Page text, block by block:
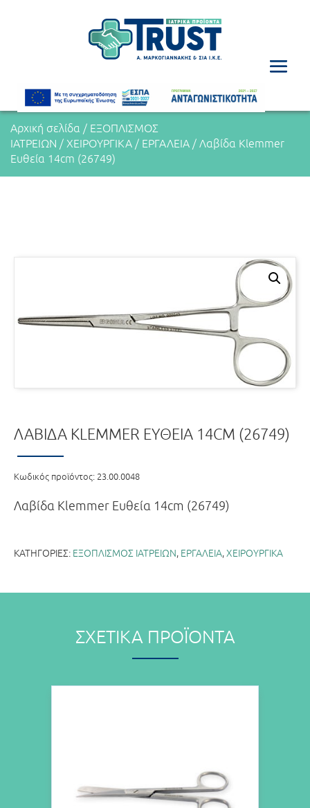
Αρχική σελίδα / ΕΞΟΠΛΙΣΜΟΣ
ΙΑΤΡΕΙΩΝ / ΧΕΙΡΟΥΡΓΙΚΑ / ΕΡΓΑΛΕΙΑ / Λαβίδα Klemmer
Ευθεία 14cm (26749)
ΛΑΒΊΔΑ KLEMMER ΕΥΘΕΊΑ 14CM (26749)
Κωδικός προϊόντος: 23.00.0048
Λαβίδα Klemmer Ευθεία 14cm (26749)
ΚΑΤΗΓΟΡΊΕΣ: ΕΞΟΠΛΙΣΜΟΣ ΙΑΤΡΕΙΩΝ, ΕΡΓΑΛΕΙΑ,ΧΕΙΡΟΥΡΓΙΚΑ
ΣΧΕΤΙΚΆ ΠΡΟΪΌΝΤΑ